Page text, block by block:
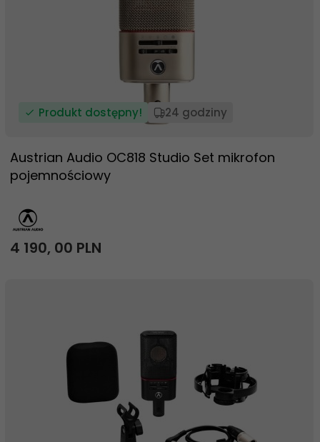
Produkt dostępny! 24 godziny
Austrian Audio OC818 Studio Set mikrofon
pojemnościowy
4 190, 00 PLN